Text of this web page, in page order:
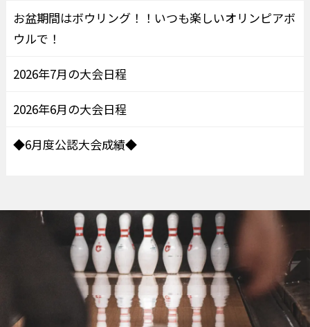
お盆期間はボウリング！！いつも楽しいオリンピアボ
ウルで！
2026年7月の大会日程
2026年6月の大会日程
◆6月度公認大会成績◆